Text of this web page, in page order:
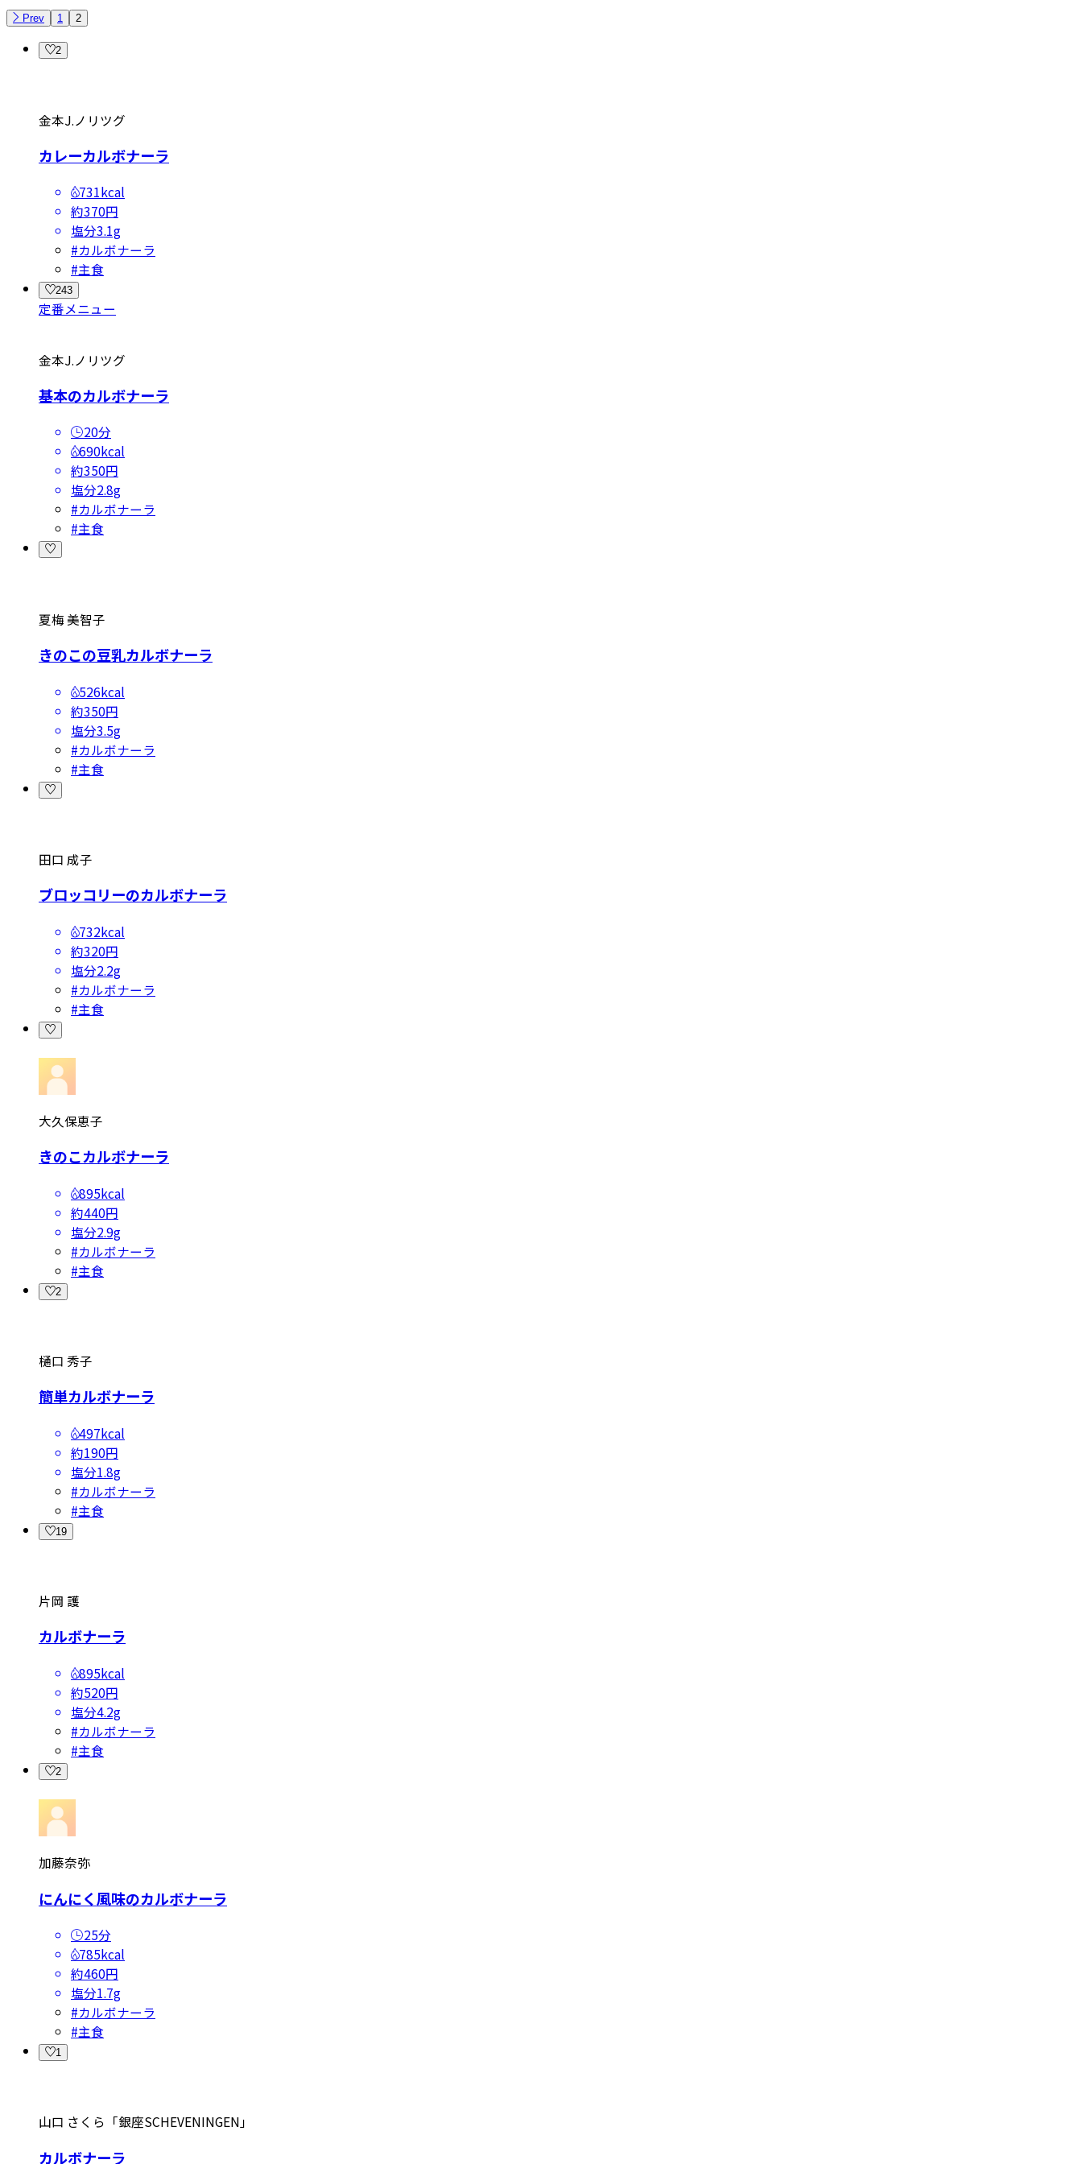
Prev 1 2
2
金本J.ノリツグ
カレーカルボナーラ
731kcal
約370円
塩分3.1g
#カルボナーラ
#主食
243
定番メニュー
金本J.ノリツグ
基本のカルボナーラ
20分
690kcal
約350円
塩分2.8g
#カルボナーラ
#主食
夏梅 美智子
きのこの豆乳カルボナーラ
526kcal
約350円
塩分3.5g
#カルボナーラ
#主食
田口 成子
ブロッコリーのカルボナーラ
732kcal
約320円
塩分2.2g
#カルボナーラ
#主食
大久保恵子
きのこカルボナーラ
895kcal
約440円
塩分2.9g
#カルボナーラ
#主食
2
樋口 秀子
簡単カルボナーラ
497kcal
約190円
塩分1.8g
#カルボナーラ
#主食
19
片岡 護
カルボナーラ
895kcal
約520円
塩分4.2g
#カルボナーラ
#主食
2
加藤奈弥
にんにく風味のカルボナーラ
25分
785kcal
約460円
塩分1.7g
#カルボナーラ
#主食
1
山口 さくら「銀座SCHEVENINGEN」
カルボナーラ